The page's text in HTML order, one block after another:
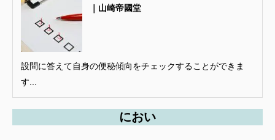
｜山崎帝國堂
設問に答えて自身の便秘傾向をチェックすることができま
す...
におい